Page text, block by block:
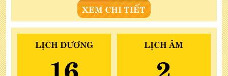
XEM CHI TIẾT
LỊCH DƯƠNG
16
LỊCH ÂM
2